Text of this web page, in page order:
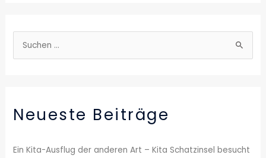
u
e
Neueste Beiträge
Ein Kita-Ausflug der anderen Art – Kita Schatzinsel besucht